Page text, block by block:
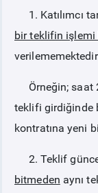
TEMİNAT
BÜLTENLER
DUYURULAR
BT HİZMET
1. Katılımcı
bir teklifin işlemi
Örneğin; saat
teklifi girdiğinde
kontratına yeni
2. Teklif
bitmeden aynı